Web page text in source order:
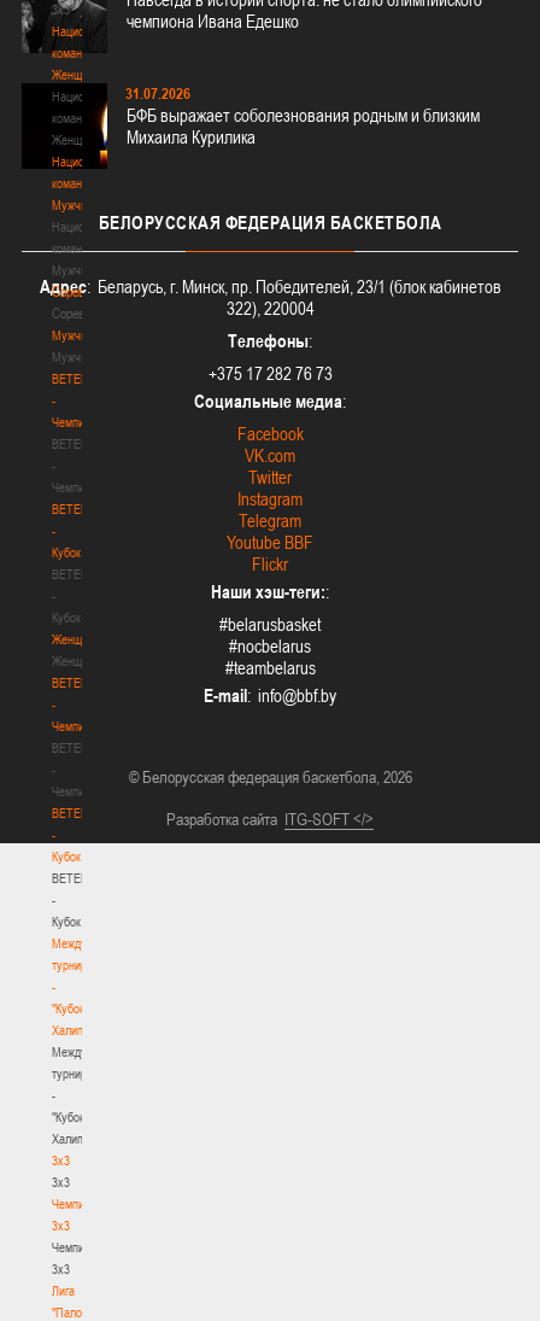
3х3
Национальная
команда.
Женщины
Национальная
команда.
Женщины
Национальная
команда.
Мужчины
Национальная
команда.
Мужчины
Соревнования
Соревнования
Мужчины
Мужчины
BETERA
-
Чемпионат
BETERA
-
Чемпионат
BETERA
-
Кубок
BETERA
-
Кубок
Женщины
Женщины
BETERA
-
Чемпионат
BETERA
-
Чемпионат
BETERA
-
Кубок
BETERA
-
Кубок
Международный
турнир
-
"Кубок
Халипского"
Международный
турнир
-
"Кубок
Халипского"
3x3
3x3
Чемпионат
3х3
Чемпионат
3х3
Лига
"Палова"
чемпиона Ивана Едешко
31.07.2026
БФБ выражает соболезнования родным и близким
Михаила Курилика
БЕЛОРУССКАЯ ФЕДЕРАЦИЯ БАСКЕТБОЛА
Адрес: Беларусь, г. Минск, пр. Победителей, 23/1 (блок кабинетов
322), 220004
Телефоны:
+375 17 282 76 73
Социальные медиа:
Facebook
VK.com
Twitter
Instagram
Telegram
Youtube BBF
Flickr
Наши хэш-теги::
#belarusbasket
#nocbelarus
#teambelarus
E-mail:
© Белорусская федерация баскетбола, 2026
Разработка сайта ITG-SOFT </>